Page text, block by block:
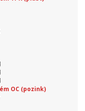
OC (pozink)